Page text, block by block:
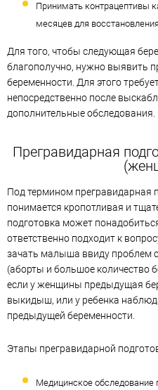
Принимать контрацептивы
месяцев для
Для того, чтобы следующая
благополучно, нужно выявить
беременности. Для этого
непосредственно после
дополнительные обследования.
Прегравидарная
Под термином прегравидарная
понимается кропотливая и
подготовка может
ответственно подходит к
зачать малыша ввиду проблем
(аборты и большое количество
если у женщины предыдущая
выкидыш, или у ребенка
предыдущей беременности.
Этапы прегравидарной
Медицинское обследование